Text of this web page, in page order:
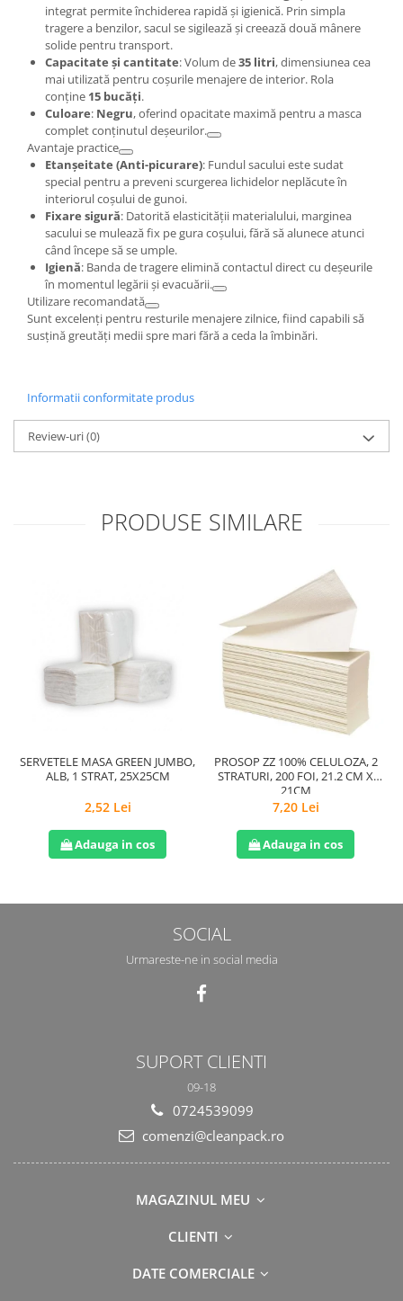
integrat permite închiderea rapidă și igienică. Prin simpla
tragere a benzilor, sacul se sigilează și creează două mânere
solide pentru transport.
Capacitate și cantitate: Volum de35 litri, dimensiunea cea
mai utilizată pentru coșurile menajere de interior. Rola
conține 15 bucăți.
Culoare: Negru, oferind opacitate maximă pentru a masca
complet conținutul deșeurilor.
Avantaje practice
Etanșeitate (Anti-picurare): Fundul sacului este sudat
special pentru a preveni scurgerea lichidelor neplăcute în
interiorul coșului de gunoi.
Fixare sigură: Datorită elasticității materialului, marginea
sacului se mulează fix pe gura coșului, fără să alunece atunci
când începe să se umple.
Igienă: Banda de tragere elimină contactul direct cu deșeurile
în momentul legării și evacuării.
Utilizare recomandată
Sunt excelenți pentru resturile menajere zilnice, fiind capabili să
susțină greutăți medii spre mari fără a ceda la îmbinări.
Informatii conformitate produs
Review-uri(0)
PRODUSE SIMILARE
SERVETELE MASA GREEN JUMBO,
ALB, 1 STRAT, 25X25CM
2,52 Lei
Adauga in cos
PROSOP ZZ 100% CELULOZA, 2
STRATURI, 200 FOI, 21.2 CM X
21CM
7,20 Lei
Adauga in cos
SOCIAL
Urmareste-ne in social media
SUPORT CLIENTI
09-18
0724539099
comenzi@cleanpack.ro
MAGAZINUL MEU
CLIENTI
DATE COMERCIALE